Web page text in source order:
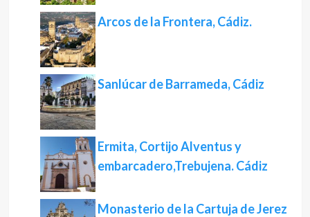
Arcos de la Frontera, Cádiz.
Sanlúcar de Barrameda, Cádiz
Ermita, Cortijo Alventus y
embarcadero,Trebujena. Cádiz
Monasterio de la Cartuja de Jerez